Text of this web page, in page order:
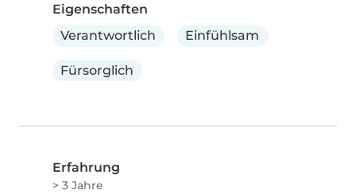
Eigenschaften
Verantwortlich
Einfühlsam
Fürsorglich
Erfahrung
> 3 Jahre